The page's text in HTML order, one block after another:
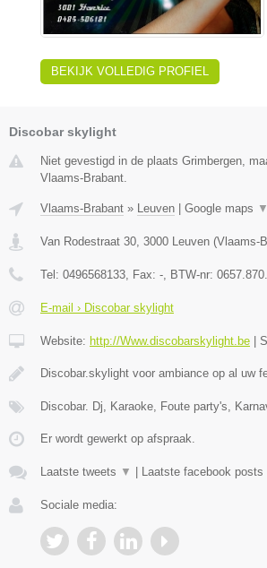
BEKIJK VOLLEDIG PROFIEL
Discobar skylight
Niet gevestigd in de plaats Grimbergen,
Vlaams-Brabant.
Vlaams-Brabant » Leuven Google maps ▼
Van Rodestraat 30, 3000 Leuven (Vlaams-
Tel: 0496568133, Fax: -, BTW-nr:
E-mail › Discobar skylight
Website: http://Www.discobarskylight.be
Discobar.skylight voor ambiance op al uw
Discobar. Dj, Karaoke, Foute party's,
Er wordt gewerkt op afspraak.
Laatste tweets ▼ Laatste facebook posts
Sociale media: